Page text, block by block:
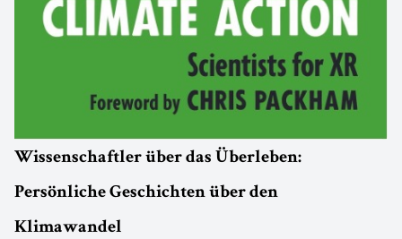
Wissenschaftler über das Überleben:
Persönliche Geschichten über den
Klimawandel